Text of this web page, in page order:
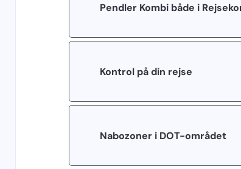
Pendler Kombi både i
Kontrol på din rejse
Nabozoner i DOT-området